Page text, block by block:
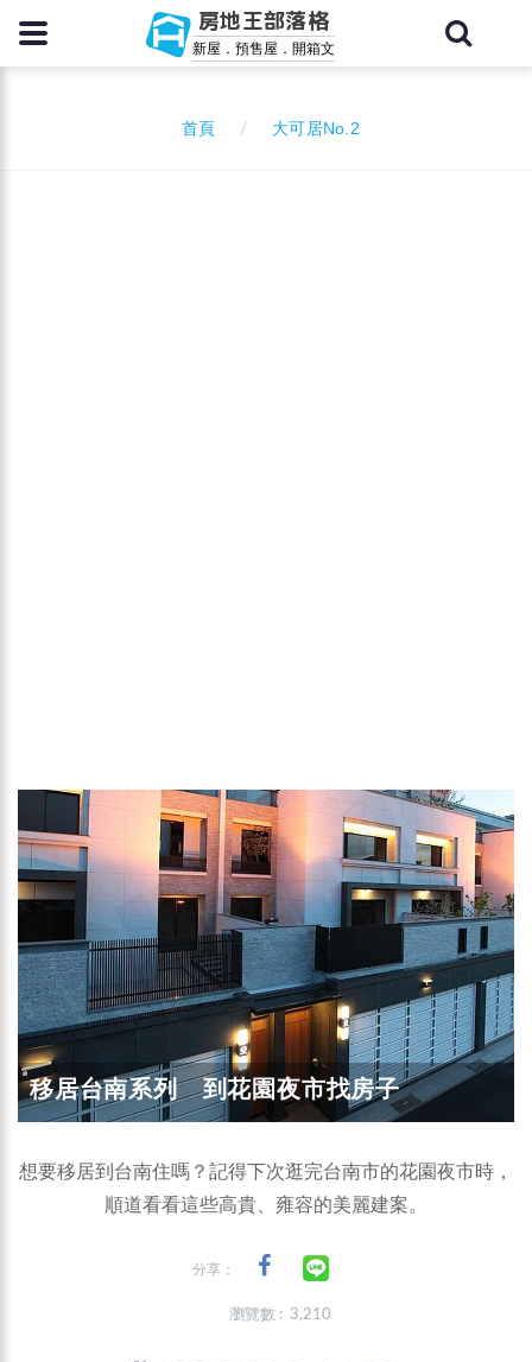
房地王部落格
新屋．預售屋．開箱文
首頁 大可居No.2
移居台南系列 到花園夜市找房子
想要移居到台南住嗎？記得下次逛完台南市的花園夜市時，
順道看看這些高貴、雍容的美麗建案。
分享：
瀏覽數 : 3,210